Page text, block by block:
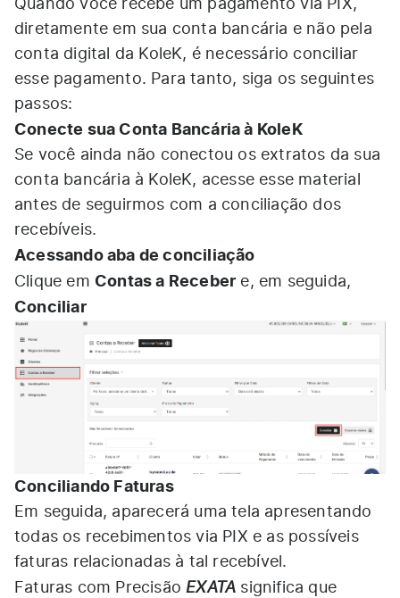
Quando você recebe um pagamento via PIX,
diretamente em sua conta bancária e não pela
conta digital da KoleK, é necessário conciliar
esse pagamento. Para tanto, siga os seguintes
passos:
Conecte sua Conta Bancária à KoleK
Se você ainda não conectou os extratos da sua
conta bancária à KoleK, acesse esse material
antes de seguirmos com a conciliação dos
recebíveis.
Acessando aba de conciliação
Clique em Contas a Receber e, em seguida,
Conciliar
Conciliando Faturas
Em seguida, aparecerá uma tela apresentando
todas os recebimentos via PIX e as possíveis
faturas relacionadas à tal recebível.
Faturas com PrecisãoEXATA significa que